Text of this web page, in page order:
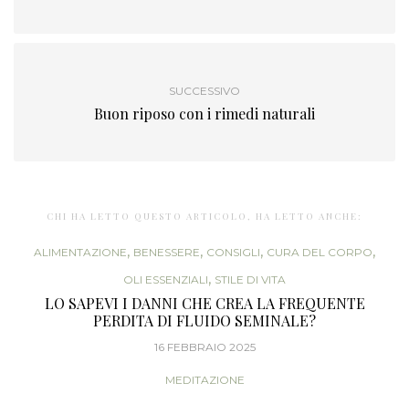
SUCCESSIVO
Buon riposo con i rimedi naturali
CHI HA LETTO QUESTO ARTICOLO, HA LETTO ANCHE:
ALIMENTAZIONE, BENESSERE, CONSIGLI, CURA DEL CORPO,
OLI ESSENZIALI, STILE DI VITA
LO SAPEVI I DANNI CHE CREA LA FREQUENTE
PERDITA DI FLUIDO SEMINALE?
16 FEBBRAIO 2025
MEDITAZIONE